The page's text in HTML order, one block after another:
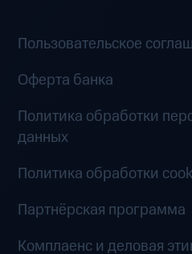
Пользовательское
Оферта банка
Политика обработки
данных
Политика обработки
Партнёрская программа
Комплаенс и деловая